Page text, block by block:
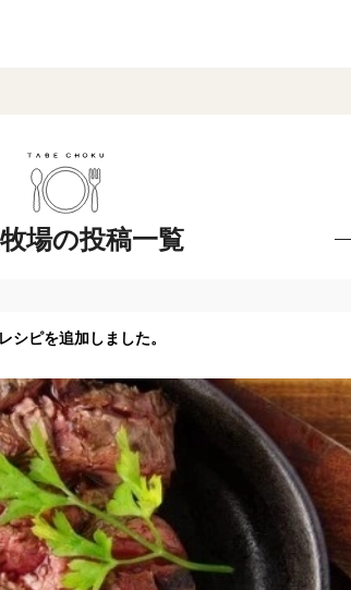
場の投稿一覧
シピを追加しました。